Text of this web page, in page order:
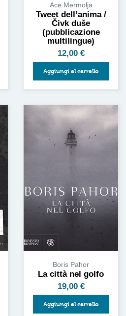
Ace Mermolja
Tweet dell’anima /
Čivk duše
(pubblicazione
multilingue)
12,00 €
Aggiungi al carrello
Boris Pahor
La città nel golfo
19,00 €
Aggiungi al carrello